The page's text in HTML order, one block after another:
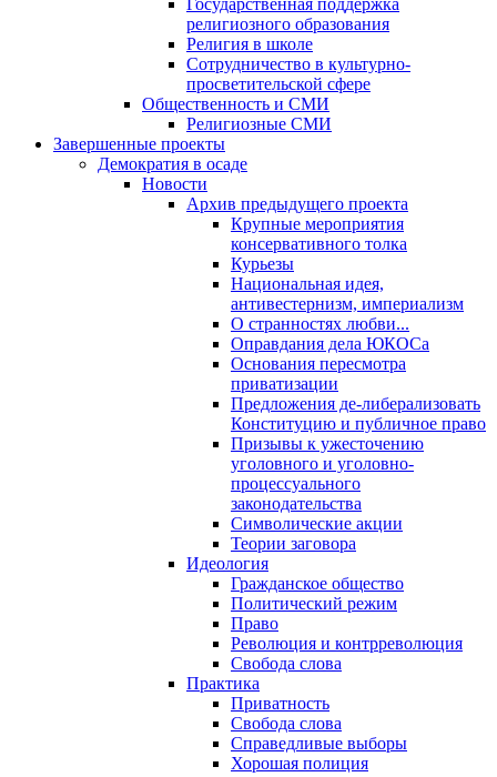
Государственная поддержка
религиозного образования
Религия в школе
Сотрудничество в культурно-
просветительской сфере
Общественность и СМИ
Религиозные СМИ
Завершенные проекты
Демократия в осаде
Новости
Архив предыдущего проекта
Крупные мероприятия
консервативного толка
Курьезы
Национальная идея,
антивестернизм, империализм
О странностях любви...
Оправдания дела ЮКОСа
Основания пересмотра
приватизации
Предложения де-либерализовать
Конституцию и публичное право
Призывы к ужесточению
уголовного и уголовно-
процессуального
законодательства
Символические акции
Теории заговора
Идеология
Гражданское общество
Политический режим
Право
Революция и контрреволюция
Свобода слова
Практика
Приватность
Свобода слова
Справедливые выборы
Хорошая полиция